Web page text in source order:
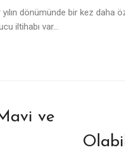
dönümünde bir kez daha
iltihabı var…
ve